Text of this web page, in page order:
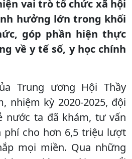
vai trò tổ chức xã hội
hưởng lớn trong khối
góp phần hiện thực
về y tế số, y học chính
Trung ương Hội Thầy
nhiệm kỳ 2020-2025, đội
nước ta đã khám, tư vấn
phí cho hơn 6,5 triệu lượt
mọi miền. Qua những